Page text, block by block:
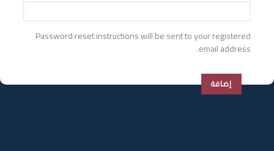
Password reset instructions will be sent to your registered
email address.